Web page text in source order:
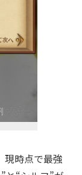
現時点で最強